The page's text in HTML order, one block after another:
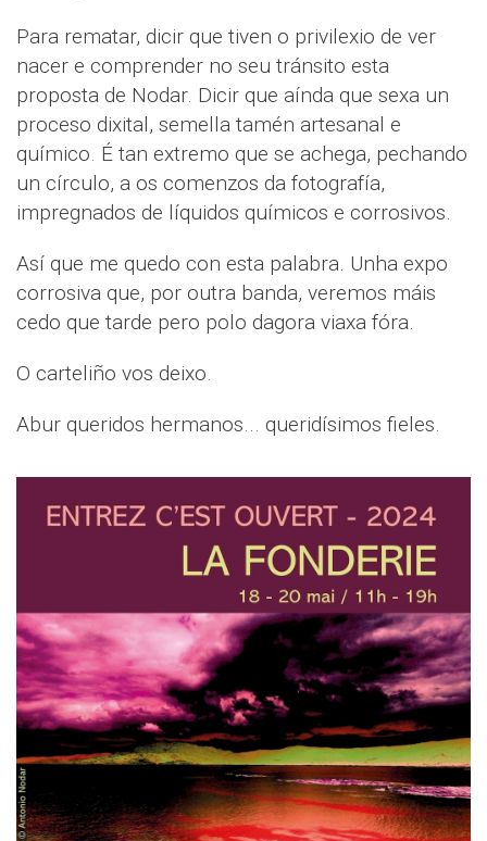
Para rematar, dicir que tiven o privilexio de ver
nacer e comprender no seu tránsito esta
proposta de Nodar. Dicir que aínda que sexa un
proceso dixital, semella tamén artesanal e
químico. É tan extremo que se achega, pechando
un círculo, a os comenzos da fotografía,
impregnados de líquidos químicos e corrosivos.
Así que me quedo con esta palabra. Unha expo
corrosiva que, por outra banda, veremos máis
cedo que tarde pero polo dagora viaxa fóra.
O carteliño vos deixo.
Abur queridos hermanos... queridísimos fieles.